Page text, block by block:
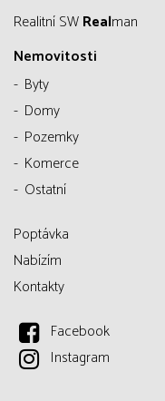
Realitní SWRealman
Nemovitosti
Byty
Domy
Pozemky
Komerce
Ostatní
Poptávka
Nabízím
Kontakty
Facebook
Instagram